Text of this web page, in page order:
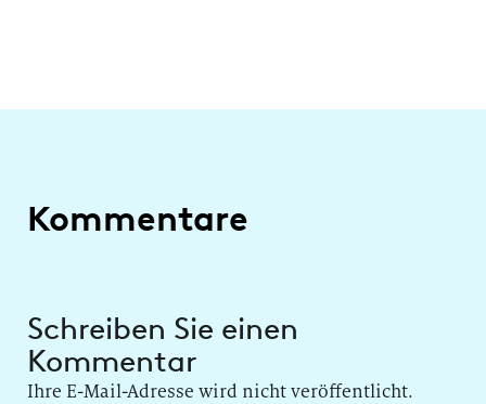
Kommentare
Schreiben Sie einen
Kommentar
Ihre E-Mail-Adresse wird nicht veröffentlicht.